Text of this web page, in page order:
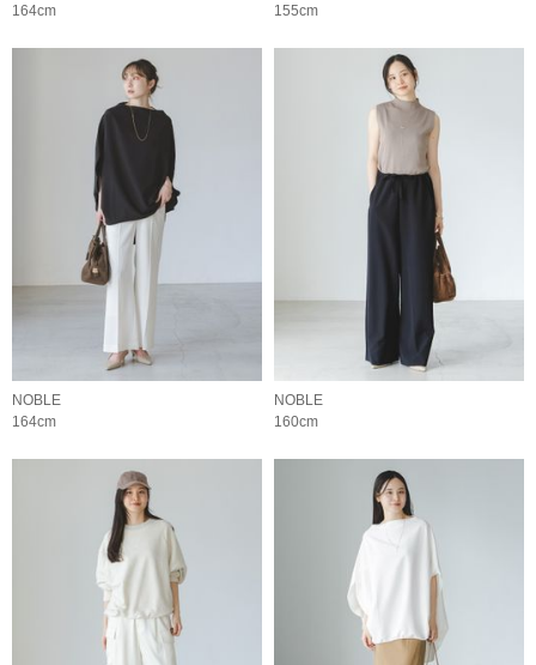
164cm
155cm
NOBLE
164cm
NOBLE
160cm